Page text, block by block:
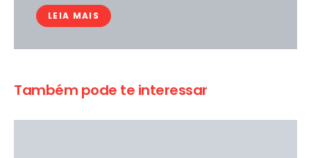
LEIA MAIS
Também pode te interessar